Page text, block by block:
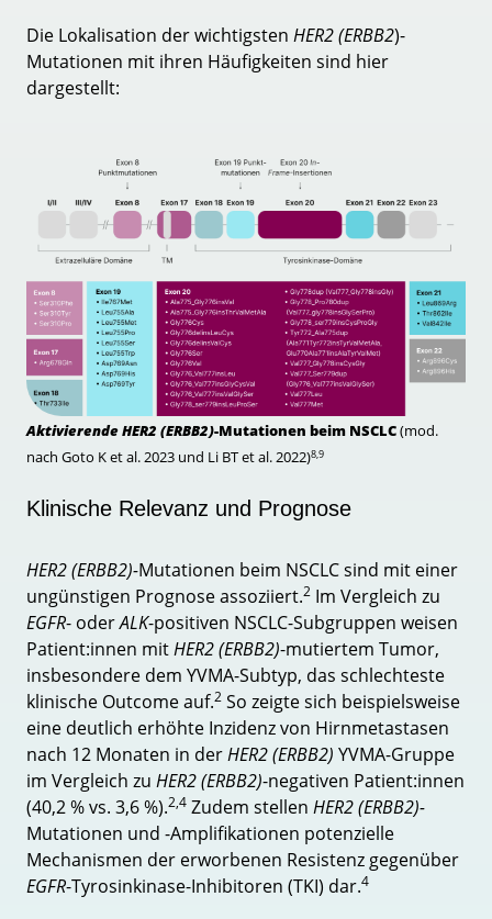
Die Lokalisation der wichtigsten HER2 (ERBB2)-
Mutationen mit ihren Häufigkeiten sind hier
dargestellt:
Aktivierende HER2 (ERBB2)-Mutationen beim NSCLC(mod.
nach Goto K et al. 2023 und Li BT et al. 2022)8,9
Klinische Relevanz und Prognose
HER2 (ERBB2)-Mutationen beim NSCLC sind mit einer
ungünstigen Prognose assoziiert.2 Im Vergleich zu
EGFR- oderALK-positiven NSCLC-Subgruppen weisen
Patient:innen mitHER2 (ERBB2)-mutiertem Tumor,
insbesondere dem YVMA-Subtyp, das schlechteste
klinische Outcome auf.2 So zeigte sich beispielsweise
eine deutlich erhöhte Inzidenz von Hirnmetastasen
nach 12 Monaten in derHER2 (ERBB2) YVMA-Gruppe
im Vergleich zu HER2 (ERBB2)-negativen Patient:innen
(40,2 % vs. 3,6 %).2,4 Zudem stellen HER2 (ERBB2)-
Mutationen und -Amplifikationen potenzielle
Mechanismen der erworbenen Resistenz gegenüber
EGFR-Tyrosinkinase-Inhibitoren (TKI) dar.4